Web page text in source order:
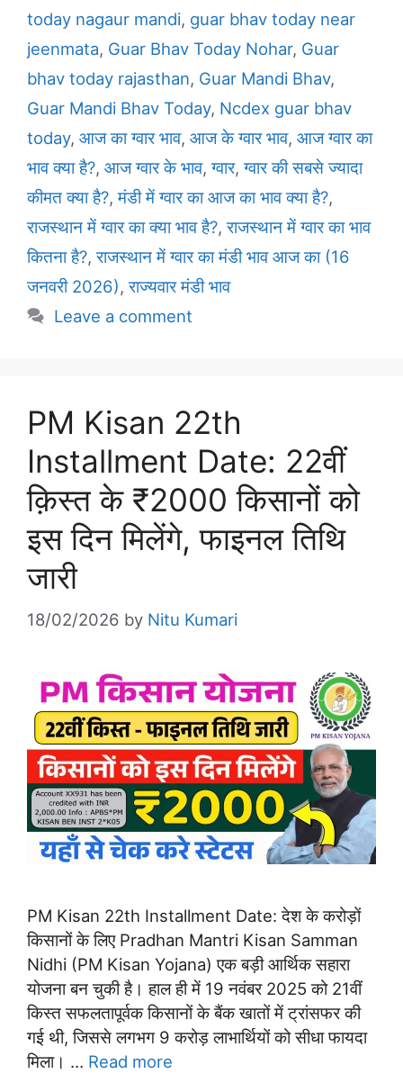
today nagaur mandi, guar bhav today near
jeenmata, Guar Bhav Today Nohar, Guar
bhav today rajasthan, Guar Mandi Bhav,
Guar Mandi Bhav Today, Ncdex guar bhav
today, आज का ग्वार भाव, आज के ग्वार भाव, आज ग्वार का
भाव क्या है?, आज ग्वार के भाव,ग्वार,ग्वार की सबसे ज्यादा
कीमत क्या है?,मंडी में ग्वार का आज का भाव क्या है?,
राजस्थान में ग्वार का क्या भाव है?,राजस्थान में ग्वार का भाव
कितना है?,राजस्थान में ग्वार का मंडी भाव आज का (16
जनवरी 2026),राज्यवार मंडी भाव
Leave a comment
PM Kisan 22th
Installment Date: 22वीं
क़िस्त के ₹2000 किसानों को
इस दिन मिलेंगे, फाइनल तिथि
जारी
18/02/2026 by Nitu Kumari
PM Kisan 22th Installment Date: देश के करोड़ों
किसानों के लिए Pradhan Mantri Kisan Samman
Nidhi (PM Kisan Yojana) एक बड़ी आर्थिक सहारा
योजना बन चुकी है। हाल ही में 19 नवंबर 2025 को 21वीं
किस्त सफलतापूर्वक किसानों के बैंक खातों में ट्रांसफर की
गई थी, जिससे लगभग 9 करोड़ लाभार्थियों को सीधा फायदा
मिला। … Read more